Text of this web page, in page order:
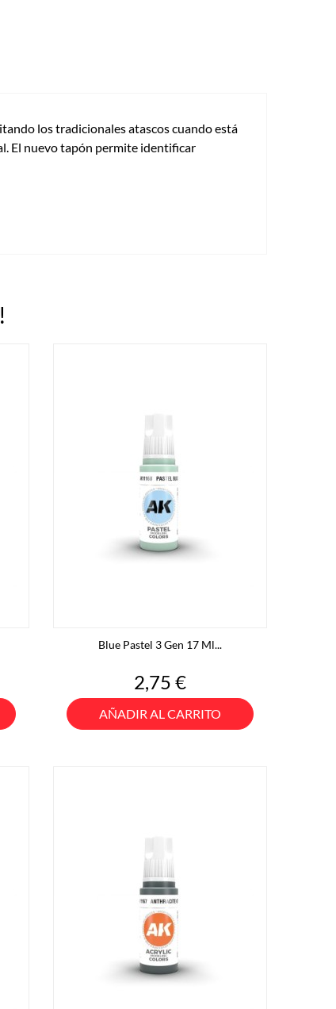
los tradicionales atascos cuando está
El nuevo tapón permite identificar
Blue Pastel 3 Gen 17 Ml...
Precio
2,75 €
AÑADIR AL CARRITO